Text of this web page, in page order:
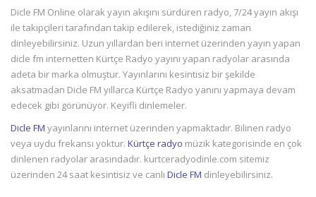
Dicle FM Online olarak yayın akışını sürdüren radyo, 7/24 yayın akışı
ile takipçileri tarafından takip edilerek, istediğiniz zaman
dinleyebilirsiniz. Uzun yıllardan beri internet üzerinden yayın yapan
dicle fm internetten Kürtçe Radyo yayını yapan radyolar arasında
adeta bir marka olmuştur. Yayınlarını kesintisiz bir şekilde
aksatmadan Dicle FM yıllarca Kürtçe Radyo yanını yapmaya devam
edecek gibi görünüyor. Keyifli dinlemeler.
Dicle FM yayınlarını internet üzerinden yapmaktadır. Bilinen radyo
veya uydu frekansı yoktur. Kürtçe radyo müzik kategorisinde en çok
dinlenen radyolar arasındadır. kurtceradyodinle.com sitemiz
üzerinden 24 saat kesintisiz ve canlı Dicle FM dinleyebilirsiniz.